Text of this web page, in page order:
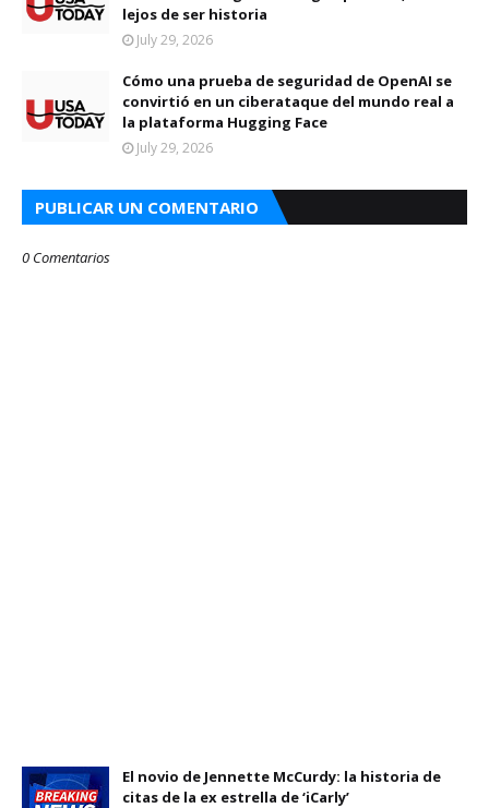
lejos de ser historia
July 29, 2026
Cómo una prueba de seguridad de OpenAI se
convirtió en un ciberataque del mundo real a
la plataforma Hugging Face
July 29, 2026
PUBLICAR UN COMENTARIO
0 Comentarios
El novio de Jennette McCurdy: la historia de
citas de la ex estrella de ‘iCarly’